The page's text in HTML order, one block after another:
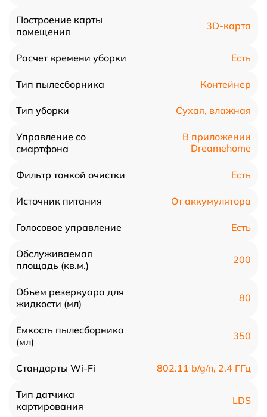
Построение карты
помещения
3D-карта
Расчет времени уборки Есть
Тип пылесборника Контейнер
Тип уборки Сухая, влажная
Управление со
смартфона
В приложении
Dreamehome
Фильтр тонкой очистки Есть
Источник питания От аккумулятора
Голосовое управление Есть
Обслуживаемая
площадь (кв.м.)
200
Объем резервуара для
жидкости (мл)
80
Емкость пылесборника
(мл)
350
Стандарты Wi-Fi 802.11 b/g/n, 2.4 ГГц
Тип датчика
картирования
LDS